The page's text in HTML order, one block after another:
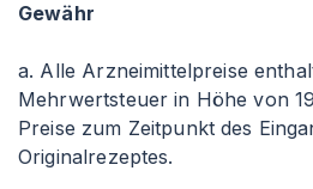
Gewähr
a. Alle Arzneimittelpreise
Mehrwertsteuer in Höhe von
Preise zum Zeitpunkt des
Originalrezeptes.